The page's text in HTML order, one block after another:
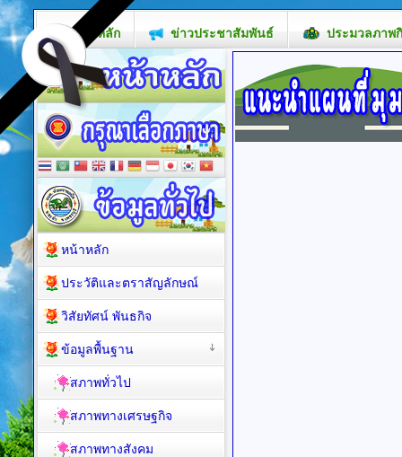
หน้าหลัก ข่าวประชาสัมพันธ์ ประมวลภาพ
หน้าหลัก
ประวัติและตราสัญลักษณ์
วิสัยทัศน์ พันธกิจ
ข้อมูลพื้นฐาน
สภาพทั่วไป
สภาพทางเศรษฐกิจ
สภาพทางสังคม